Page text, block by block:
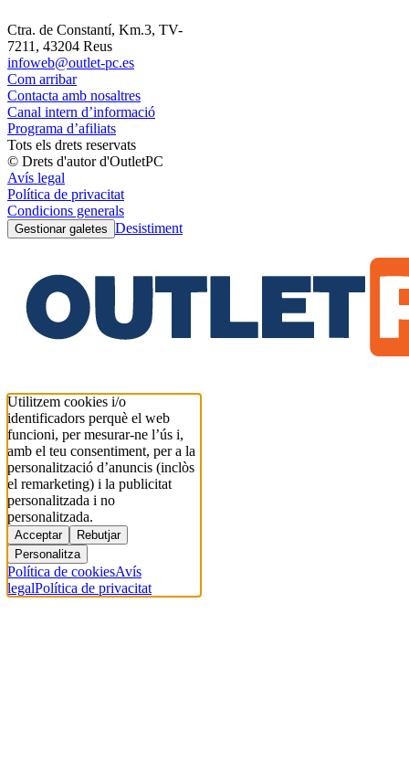
Ctra. de Constantí, Km.3, TV-
7211, 43204 Reus
infoweb@outlet-pc.es
Com arribar
Contacta amb nosaltres
Canal intern d’informació
Programa d’afiliats
Tots els drets reservats
© Drets d'autor d'OutletPC
Avís legal
Política de privacitat
Condicions generals
Gestionar galetes Desistiment
Utilitzem cookies i/o
identificadors perquè el web
funcioni, per mesurar-ne l’ús i,
amb el teu consentiment, per a la
personalització d’anuncis (inclòs
el remarketing) i la publicitat
personalitzada i no
personalitzada.
Acceptar
Rebutjar
Personalitza
Política de cookiesAvís
legalPolítica de privacitat